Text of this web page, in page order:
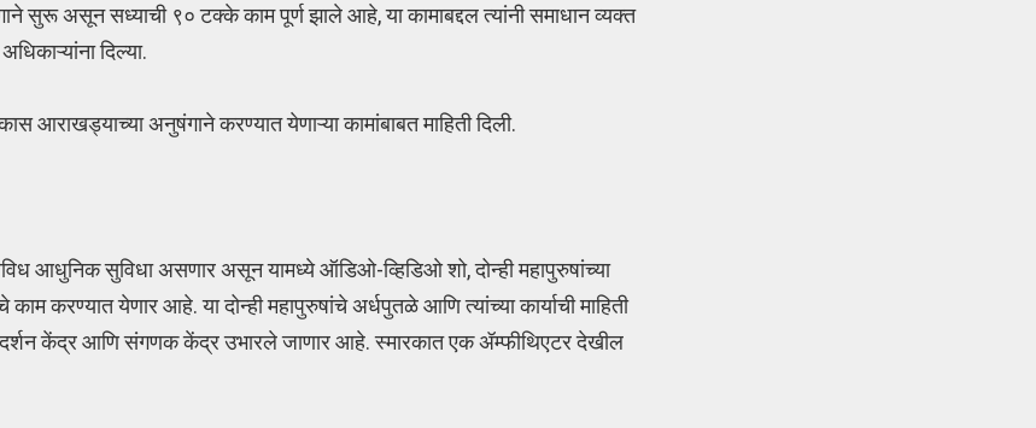
सुरू असून सध्याची ९० टक्के काम पूर्ण झाले आहे, या कामाबद्दल त्यांनी समाधान व्यक्त
दिल्या.
आराखड्याच्या अनुषंगाने करण्यात येणाऱ्या कामांबाबत माहिती दिली.
आधुनिक सुविधा असणार असून यामध्ये ऑडिओ-व्हिडिओ शो, दोन्ही महापुरुषांच्या
करण्यात येणार आहे. या दोन्ही महापुरुषांचे अर्धपुतळे आणि त्यांच्या कार्याची माहिती
केंद्र आणि संगणक केंद्र उभारले जाणार आहे. स्मारकात एक ॲम्फीथिएटर देखील